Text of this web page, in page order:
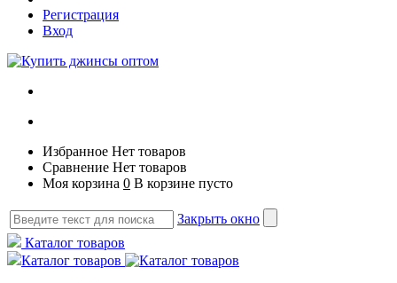
Регистрация
Вход
Избранное Нет товаров
Сравнение Нет товаров
Моя корзина 0 В корзине пусто
Закрыть окно
Каталог товаров
Каталог товаров